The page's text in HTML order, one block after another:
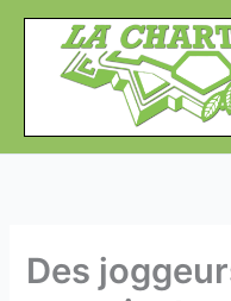
Aller
contenu
Des